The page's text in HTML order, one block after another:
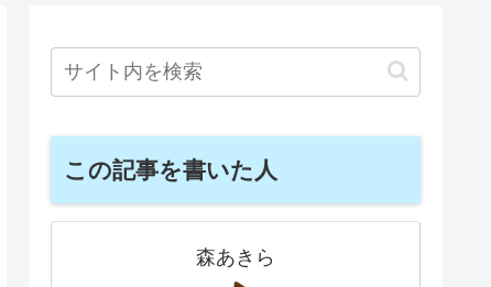
この記事を書いた人
森あきら